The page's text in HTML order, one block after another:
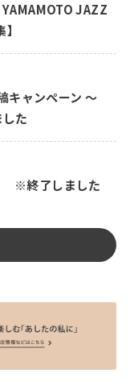
JAZZ
キャンペーン ～
た
※終了しました